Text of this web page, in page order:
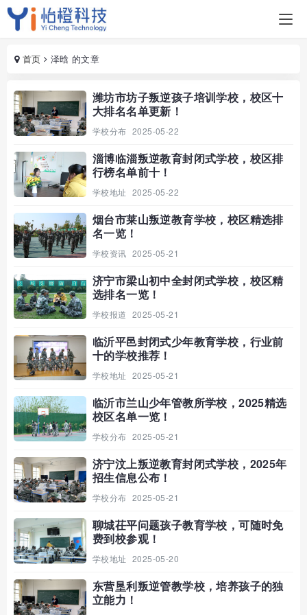
首页 泽晗 的文章
潍坊市坊子叛逆孩子培训学校，校区十
大排名名单更新！
学校分布 2025-05-22
淄博临淄叛逆教育封闭式学校，校区排
行榜名单前十！
学校地址 2025-05-22
烟台市莱山叛逆教育学校，校区精选排
名一览！
学校资讯 2025-05-21
济宁市梁山初中全封闭式学校，校区精
选排名一览！
学校报道 2025-05-21
临沂平邑封闭式少年教育学校，行业前
十的学校推荐！
学校地址 2025-05-21
临沂市兰山少年管教所学校，2025精选
校区名单一览！
学校分布 2025-05-21
济宁汶上叛逆教育封闭式学校，2025年
招生信息公布！
学校分布 2025-05-21
聊城茌平问题孩子教育学校，可随时免
费到校参观！
学校地址 2025-05-20
东营垦利叛逆管教学校，培养孩子的独
立能力！